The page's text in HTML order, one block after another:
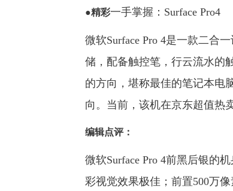
●精彩一手掌握：Surface Pro4
微软Surface Pro 4是一款二合
储，配备触控笔，行云流水的
的方向，堪称最佳的笔记本电
向。当前，该机在京东超值热卖
编辑点评：
微软Surface Pro 4前黑后银的
彩视觉效果极佳；前置500万